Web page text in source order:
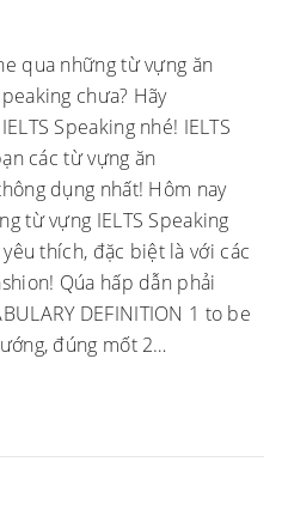
qua những từ vựng ăn
chưa? Hãy
Speaking nhé! IELTS
các từ vựng ăn
dụng nhất! Hôm nay
từ vựng IELTS Speaking
thích, đặc biệt là với các
Qúa hấp dẫn phải
DEFINITION 1 to be
đúng mốt 2…